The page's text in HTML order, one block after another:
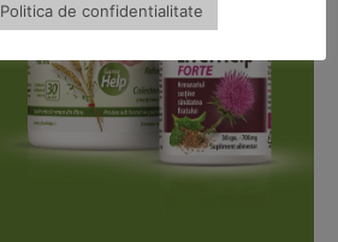
Politica de confidentialitate